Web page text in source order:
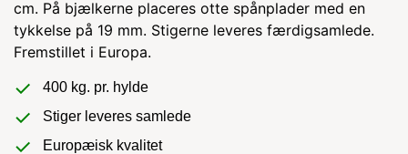
cm. På bjælkerne placeres otte spånplader med en
tykkelse på 19 mm. Stigerne leveres færdigsamlede.
Fremstillet i Europa.
400 kg. pr. hylde
Stiger leveres samlede
Europæisk kvalitet